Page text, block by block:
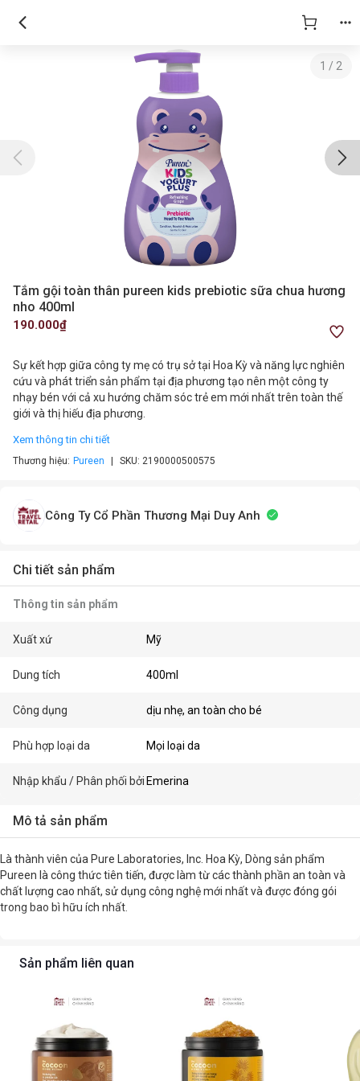
1 / 2
Tắm gội toàn thân pureen kids prebiotic sữa chua hương
nho 400ml
190.000₫
Sự kết hợp giữa công ty mẹ có trụ sở tại Hoa Kỳ và năng lực nghiên
cứu và phát triển sản phẩm tại địa phương tạo nên một công ty
nhạy bén với cả xu hướng chăm sóc trẻ em mới nhất trên toàn thế
giới và thị hiếu địa phương.
Xem thông tin chi tiết
Thương hiệu: Pureen SKU: 2190000500575
Công Ty Cổ Phần Thương Mại Duy Anh
Chi tiết sản phẩm
Thông tin sản phẩm
Xuất xứ Mỹ
Dung tích 400ml
Công dụng dịu nhẹ, an toàn cho bé
Phù hợp loại da Mọi loại da
Nhập khẩu / Phân phối bởi Emerina
Mô tả sản phẩm
Là thành viên của Pure Laboratories, Inc. Hoa Kỳ, Dòng sản phẩm
Pureen là công thức tiên tiến, được làm từ các thành phần an toàn và
chất lượng cao nhất, sử dụng công nghệ mới nhất và được đóng gói
trong bao bì hữu ích nhất.
Sản phẩm liên quan